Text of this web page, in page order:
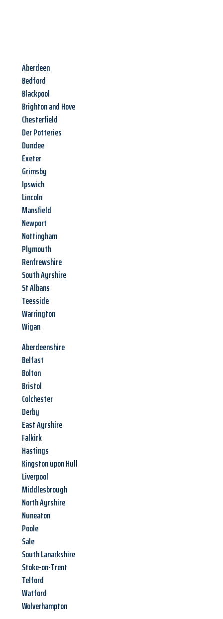
Aberdeen
Bedford
Blackpool
Brighton and Hove
Chesterfield
Der Potteries
Dundee
Exeter
Grimsby
Ipswich
Lincoln
Mansfield
Newport
Nottingham
Plymouth
Renfrewshire
South Ayrshire
St Albans
Teesside
Warrington
Wigan
Aberdeenshire
Belfast
Bolton
Bristol
Colchester
Derby
East Ayrshire
Falkirk
Hastings
Kingston upon Hull
Liverpool
Middlesbrough
North Ayrshire
Nuneaton
Poole
Sale
South Lanarkshire
Stoke-on-Trent
Telford
Watford
Wolverhampton